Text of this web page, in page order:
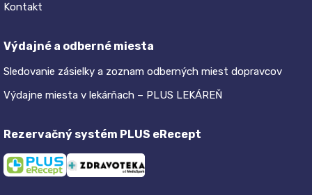
Kontakt
Výdajné a odberné miesta
Sledovanie zásielky a zoznam odberných miest dopravcov
Výdajne miesta v lekárňach – PLUS LEKÁREŇ
Rezervačný systém PLUS eRecept